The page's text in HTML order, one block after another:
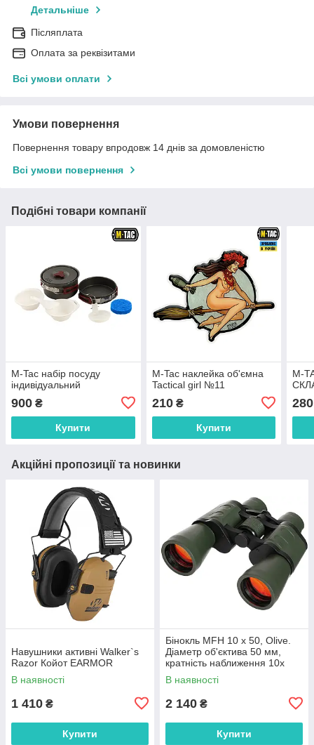
Детальніше
Післяплата
Оплата за реквізитами
Всі умови оплати
Умови повернення
Повернення товару впродовж 14 днів за домовленістю
Всі умови повернення
Подібні товари компанії
M-Tac набір посуду
індивідуальний
900 ₴
Купити
M-Tac наклейка об'ємна
Tactical girl №11
210₴
Купити
M-
280
Акційні пропозиції та новинки
Навушники активні Walker`s
Razor Койот EARMOR
В наявності
1 410 ₴
Купити
Бінокль MFH 10 x 50, Olive.
Діаметр об'єктива 50 мм,
кратність наближення 10x
В наявності
2 140 ₴
Купити